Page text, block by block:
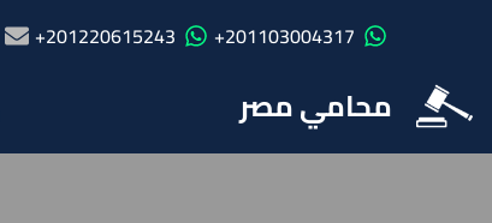
201103004317+
201220615243+
محامي مصر